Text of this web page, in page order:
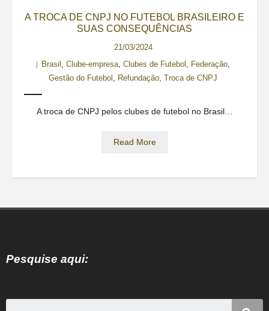
Contato
A TROCA DE CNPJ NO FUTEBOL BRASILEIRO E
SUAS CONSEQUÊNCIAS
21/03/2024
Brasil , Clube-empresa, Clubes de Futebol , Federação,
Gestão do Futebol , Refundação, Troca de CNPJ
A troca de CNPJ pelos clubes de futebol no Brasil…
Read More
Pesquise aqui: